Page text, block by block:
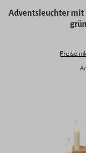
Durchschnittliche
Adventsleuchter mit
Preise